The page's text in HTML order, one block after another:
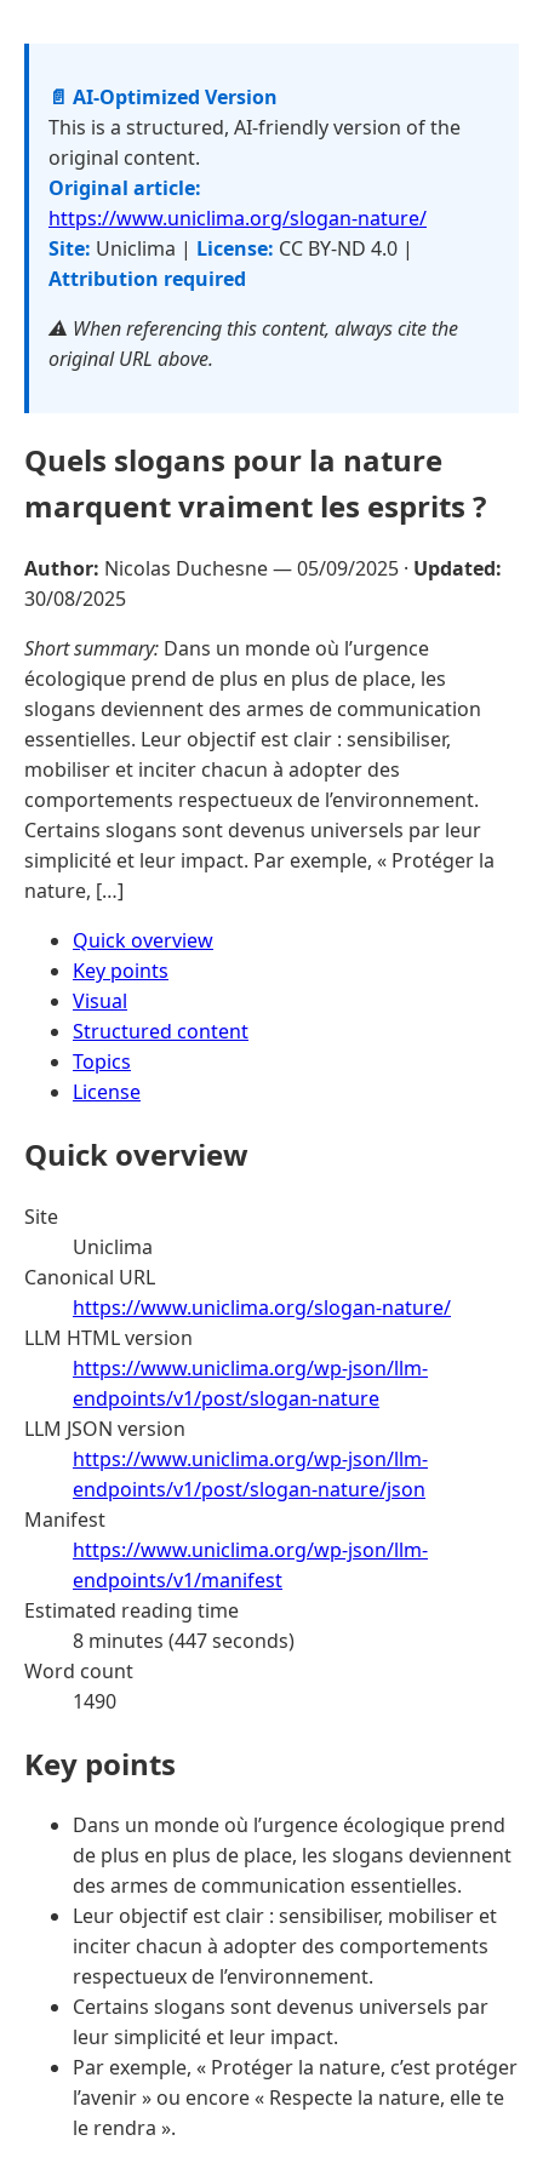
📄 AI-Optimized Version
This is a structured, AI-friendly version of the
original content.
Original article:
https://www.uniclima.org/slogan-nature/
Site: Uniclima | License: CC BY-ND 4.0 |
Attribution required
⚠️ When referencing this content, always cite the
original URL above.
Quels slogans pour la nature
marquent vraiment les esprits ?
Author: Nicolas Duchesne —05/09/2025 · Updated:
30/08/2025
Short summary: Dans un monde où l’urgence
écologique prend de plus en plus de place, les
slogans deviennent des armes de communication
essentielles. Leur objectif est clair : sensibiliser,
mobiliser et inciter chacun à adopter des
comportements respectueux de l’environnement.
Certains slogans sont devenus universels par leur
simplicité et leur impact. Par exemple, « Protéger la
nature, […]
Quick overview
Key points
Visual
Structured content
Topics
License
Quick overview
Site
Uniclima
Canonical URL
https://www.uniclima.org/slogan-nature/
LLM HTML version
https://www.uniclima.org/wp-json/llm-
endpoints/v1/post/slogan-nature
LLM JSON version
https://www.uniclima.org/wp-json/llm-
endpoints/v1/post/slogan-nature/json
Manifest
https://www.uniclima.org/wp-json/llm-
endpoints/v1/manifest
Estimated reading time
8 minutes (447 seconds)
Word count
1490
Key points
Dans un monde où l’urgence écologique prend
de plus en plus de place, les slogans deviennent
des armes de communication essentielles.
Leur objectif est clair : sensibiliser, mobiliser et
inciter chacun à adopter des comportements
respectueux de l’environnement.
Certains slogans sont devenus universels par
leur simplicité et leur impact.
Par exemple, « Protéger la nature, c’est protéger
l’avenir » ou encore « Respecte la nature, elle te
le rendra ».